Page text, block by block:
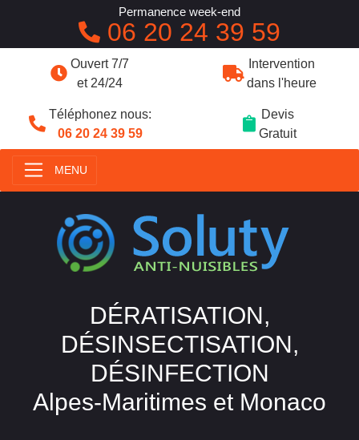
Ouvert 7/7
et 24/24
Intervention
dans l'heure
Téléphonez nous:
06 20 24 39 59
Devis
Gratuit
MENU
DÉRATISATION,
DÉSINSECTISATION,
DÉSINFECTION
Alpes-Maritimes et Monaco
Permanence week-end
06 20 24 39 59